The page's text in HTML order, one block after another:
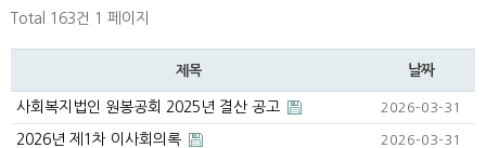
Total 163건 1 페이지
제목 날짜
사회복지법인 원봉공회 2025년 결산 공고 2026-03-31
2026년 제1차 이사회의록 2026-03-31